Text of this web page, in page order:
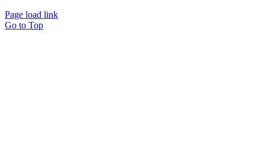
Page load link
Go to Top